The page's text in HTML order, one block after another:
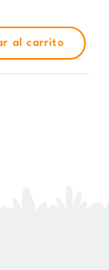
al carrito